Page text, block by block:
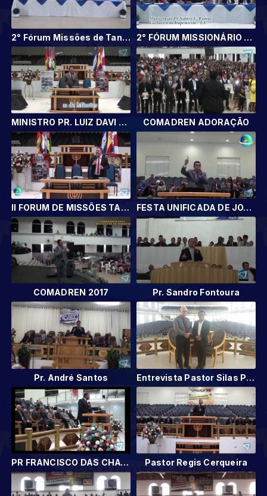
2° Fórum Missões de Tangará da Serra -MT 2° FÓRUM MISSIONÁRIO DE TANGARÁ DA SERRA - MT
MINISTRO PR. LUIZ DAVI F. DE CASTRO COMADREN ADORAÇÃO
II FORUM DE MISSÕES TANGARÁ DA SERRA FESTA UNIFICADA DE JOVENS E ADOLESCENTES DE TANGARÁ DE SERRA- MT
COMADREN 2017 Pr. Sandro Fontoura
Pr. André Santos Entrevista Pastor Silas Paulo de Souza
PR FRANCISCO DAS CHAGAS Pastor Regis Cerqueira